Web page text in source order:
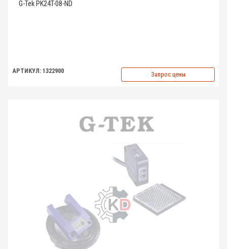
G-Tek PK24T-08-ND
АРТИКУЛ: 1322900 Запрос цены